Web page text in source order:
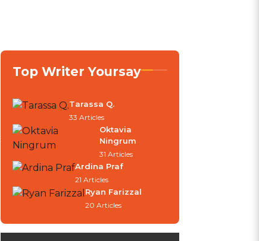
Top Writer Yoursay
Tarassa Q.
33 Articles
Oktavia
Ningrum
31 Articles
Ardina Praf
21 Articles
Ryan Farizzal
20 Articles